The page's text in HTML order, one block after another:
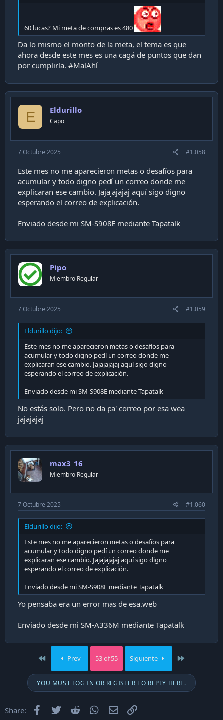
60 lucas? Mi meta de compras es 480
Da lo mismo el monto de la meta, el tema es que
ahora desde este mes es una cagá de puntos que dan
por cumplirla. #MalAhí
E Eldurillo
Capo
7 Octubre 2025 #1.058
Este mes no me aparecieron metas o desafíos para
acumular y todo digno pedí un correo donde me
explicaran ese cambio. Jajajajajaj aquí sigo digno
esperando el correo de explicación.
Enviado desde mi SM-S908E mediante Tapatalk
Pipo
Miembro Regular
7 Octubre 2025 #1.059
Eldurillo dijo:
Este mes no me aparecieron metas o desafíos para
acumular y todo digno pedí un correo donde me
explicaran ese cambio. Jajajajajaj aquí sigo digno
esperando el correo de explicación.
Enviado desde mi SM-S908E mediante Tapatalk
No estás solo. Pero no da pa' correo por esa wea
jajajajaj
max3_16
Miembro Regular
7 Octubre 2025 #1.060
Eldurillo dijo:
Este mes no me aparecieron metas o desafíos para
acumular y todo digno pedí un correo donde me
explicaran ese cambio. Jajajajajaj aquí sigo digno
esperando el correo de explicación.
Enviado desde mi SM-S908E mediante Tapatalk
Yo pensaba era un error mas de esa.web
Enviado desde mi SM-A336M mediante Tapatalk
First Prev 53 of 55 Siguiente
YOU MUST LOG IN OR REGISTER TO REPLY HERE.
Share: Facebook
Twitter Reddit WhatsApp
Email